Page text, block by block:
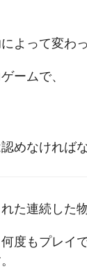
よって変わっ
ームで、
めなければな
た連続した
度もプレイで